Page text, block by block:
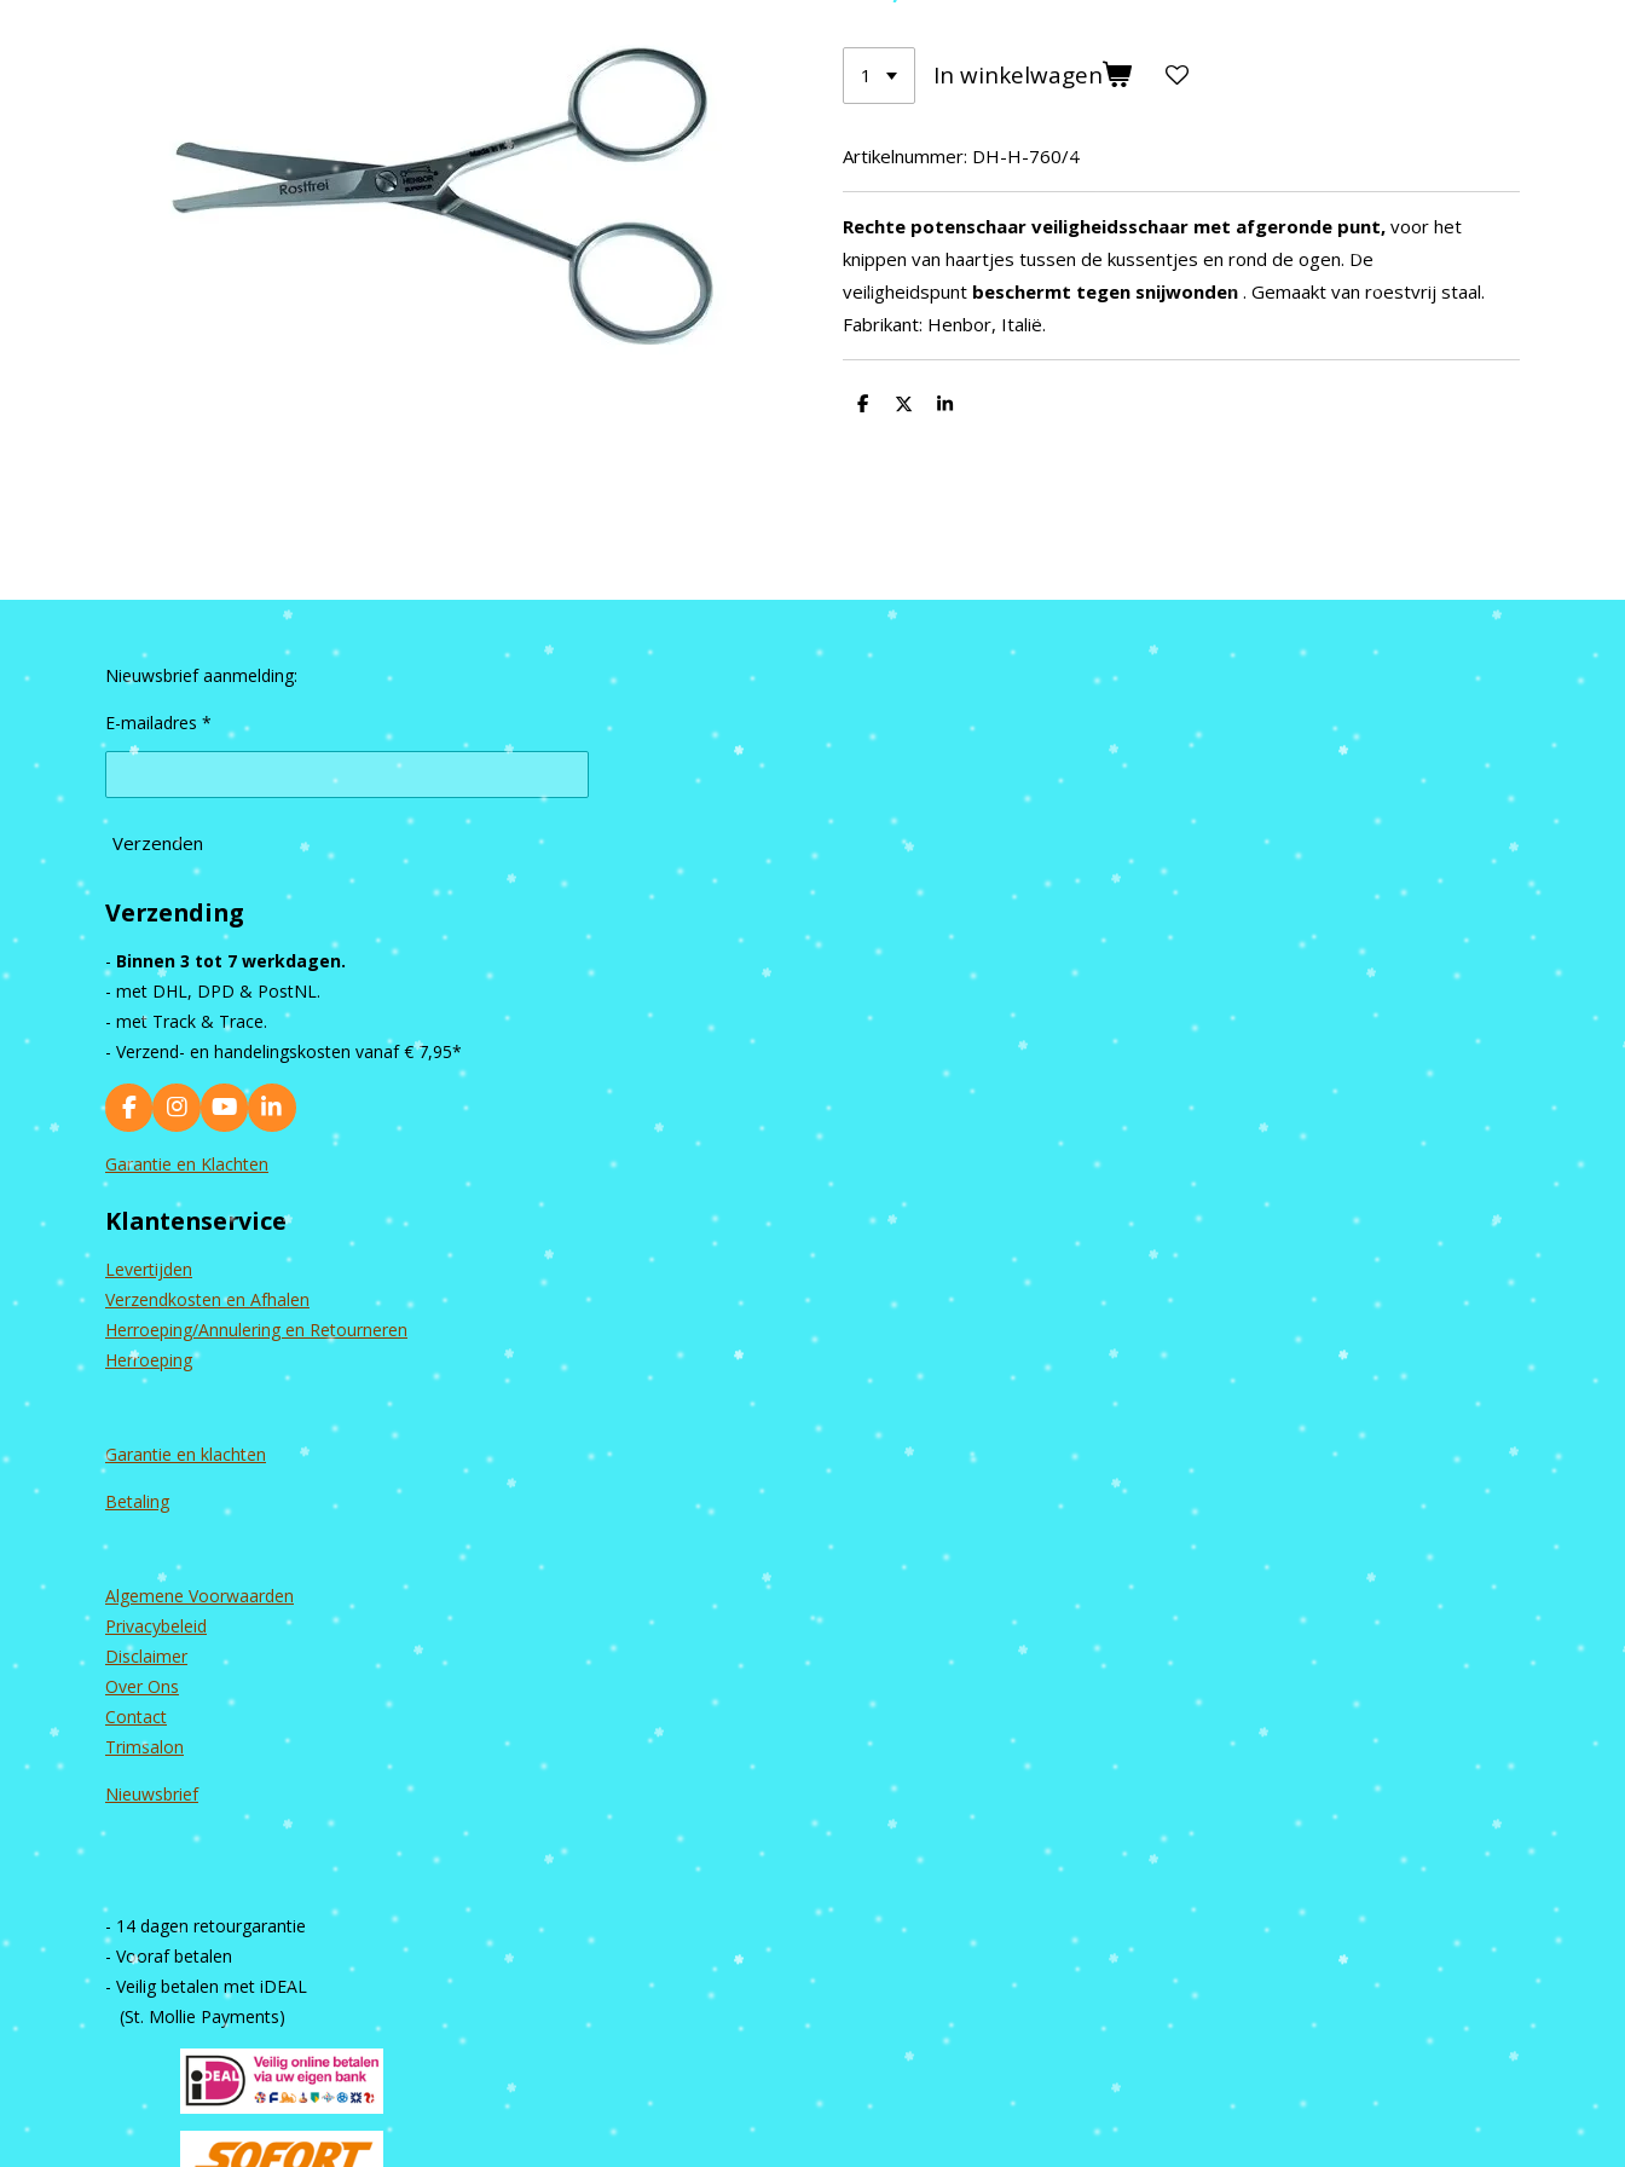
In winkelwagen
Artikelnummer: DH-H-760/4
Rechte potenschaar veiligheidsschaar met afgeronde punt, voor het
knippen van haartjes tussen de kussentjes en rond de ogen. De
veiligheidspunt beschermt tegen snijwonden . Gemaakt van roestvrij staal.
Fabrikant: Henbor, Italië.
D
D
S
Nieuwsbrief aanmelding:
E-mailadres *
Verzenden
Verzending
- Binnen 3 tot 7 werkdagen.
- met DHL, DPD & PostNL.
- met Track & Trace.
- Verzend- en handelingskosten vanaf € 7,95*
F
a
c
o
k
I
n
s
a
g
a
m
Y
o
u
b
L
i
d
Garantie en Klachten
Klantenservice
Levertijden
Verzendkosten en Afhalen
Herroeping/Annulering en Retourneren
Herroeping
Garantie en klachten
Betaling
Algemene Voorwaarden
Privacybeleid
Disclaimer
Over Ons
Contact
Trimsalon
Nieuwsbrief
- 14 dagen retourgarantie
- Vooraf betalen
- Veilig betalen met iDEAL
(St. Mollie Payments)